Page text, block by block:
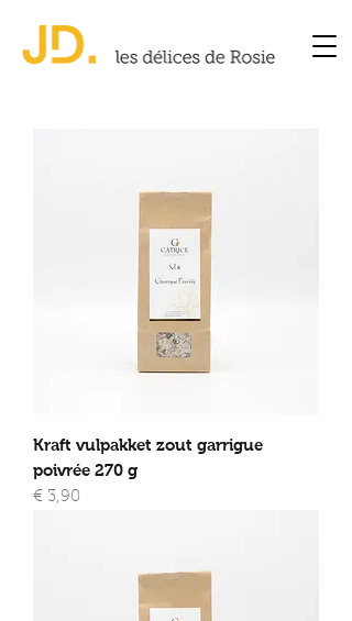
Kraft vulpakket zout garrigue
poivrée 270 g
Prijs
€ 3,90